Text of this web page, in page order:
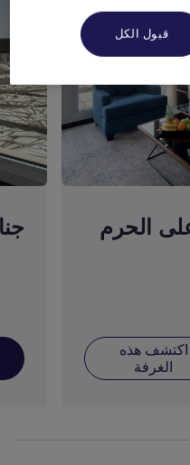
الحرم
اكتشف هذه
الغرفة
قبول الكل